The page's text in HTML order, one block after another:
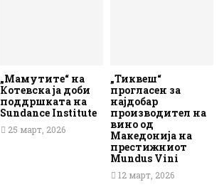
„Мамутите“ на
Котевска ја доби
поддршката на
Sundance Institute
25 март, 2026
„Тиквеш“
прогласен за
најдобар
производител на
вино од
Македонија на
престижниот
Mundus Vini
12 март, 2026